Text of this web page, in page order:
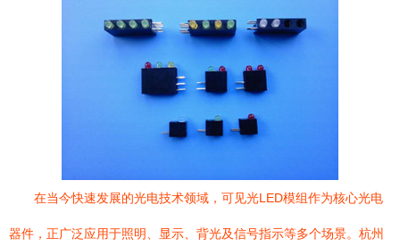
在当今快速发展的光电技术领域，可见光LED模组作为核心光电
器件，正广泛应用于照明、显示、背光及信号指示等多个场景。杭州